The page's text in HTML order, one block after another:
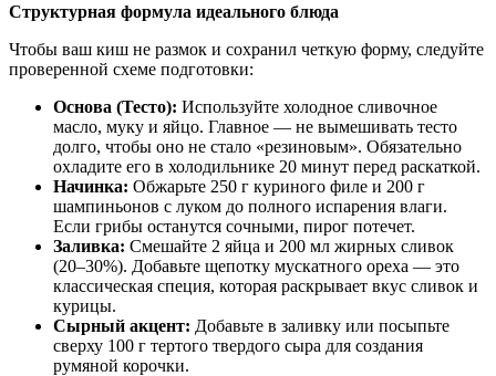
Структурная формула идеального блюда
Чтобы ваш киш не размок и сохранил четкую форму, следуйте
проверенной схеме подготовки:
Основа (Тесто): Используйте холодное сливочное
масло, муку и яйцо. Главное — не вымешивать тесто
долго, чтобы оно не стало «резиновым». Обязательно
охладите его в холодильнике 20 минут перед раскаткой.
Начинка: Обжарьте 250 г куриного филе и 200 г
шампиньонов с луком до полного испарения влаги.
Если грибы останутся сочными, пирог потечет.
Заливка: Смешайте 2 яйца и 200 мл жирных сливок
(20–30%). Добавьте щепотку мускатного ореха — это
классическая специя, которая раскрывает вкус сливок и
курицы.
Сырный акцент: Добавьте в заливку или посыпьте
сверху 100 г тертого твердого сыра для создания
румяной корочки.